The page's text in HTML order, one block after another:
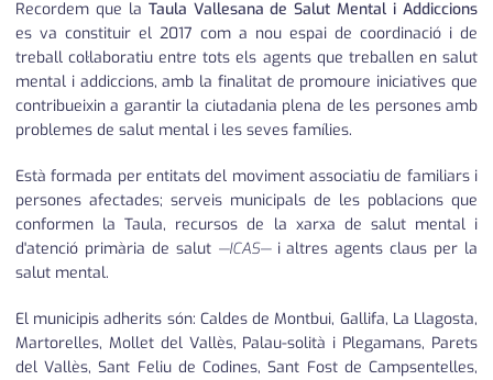
Recordem que la Taula Vallesana de Salut Mental i Addiccions
es va constituir el 2017 com a nou espai de coordinació i de
treball col·laboratiu entre tots els agents que treballen en salut
mental i addiccions, amb la finalitat de promoure iniciatives que
contribueixin a garantir la ciutadania plena de les persones amb
problemes de salut mental i les seves famílies.
Està formada per entitats del moviment associatiu de familiars i
persones afectades; serveis municipals de les poblacions que
conformen la Taula, recursos de la xarxa de salut mental i
d'atenció primària de salut —ICAS—i altres agents claus per la
salut mental.
El municipis adherits són: Caldes de Montbui, Gallifa, La Llagosta,
Martorelles, Mollet del Vallès, Palau-solità i Plegamans, Parets
del Vallès, Sant Feliu de Codines, Sant Fost de Campsentelles,